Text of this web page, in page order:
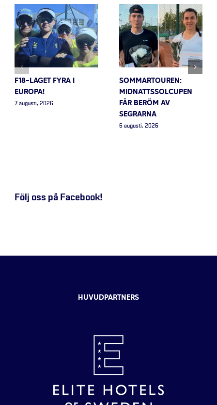
F18-LAGET FYRA I
EUROPA!
7 augusti, 2026
SOMMARTOUREN:
MIDNATTSSOLCUPEN
FÅR BERÖM AV
SEGRARNA
6 augusti, 2026
Följ oss på Facebook!
HUVUDPARTNERS